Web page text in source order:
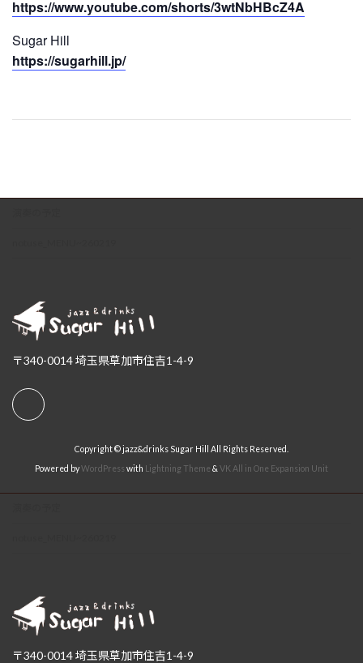
https://www.youtube.com/shorts/3wtNbHBcZ4A
Sugar Hill
https://sugarhill.jp/
〒340-0014 埼玉県草加市住吉1-4-9
Copyright © jazz&drinks Sugar Hill All Rights Reserved.
Powered byWordPress with Lightning Theme & VK All in One Expansion Unit
〒340-0014 埼玉県草加市住吉1-4-9